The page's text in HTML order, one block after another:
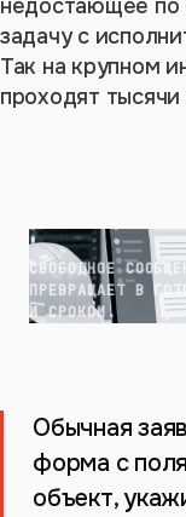
недостающее по
задачу с
Так на крупном
проходят
СВОБОДНОЕ
ПРЕВРАЩАЕТ В
И СРОКОМ.
Обычная
форма с
объект,